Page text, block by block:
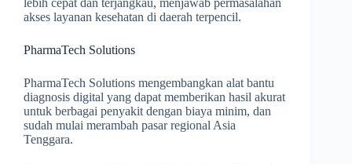
akses layanan kesehatan di daerah terpencil.
PharmaTech Solutions
PharmaTech Solutions mengembangkan alat bantu
diagnosis digital yang dapat memberikan hasil akurat
untuk berbagai penyakit dengan biaya minim, dan
sudah mulai merambah pasar regional Asia
Tenggara.